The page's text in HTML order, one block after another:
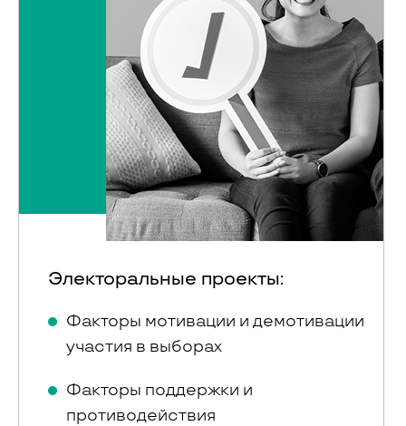
Электоральные проекты:
Факторы мотивации и демотивации
участия в выборах
Факторы поддержки и
противодействия